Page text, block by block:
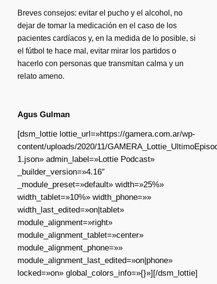
Breves consejos: evitar el pucho y el alcohol, no
dejar de tomar la medicación en el caso de los
pacientes cardíacos y, en la medida de lo posible, si
el fútbol te hace mal, evitar mirar los partidos o
hacerlo con personas que transmitan calma y un
relato ameno.
Agus Gulman
[dsm_lottie lottie_url=»https://gamera.com.ar/wp-
content/uploads/2020/11/
1.json» admin_label=»Lottie Podcast»
_builder_version=»4.16″
_module_preset=»default» width=»25%»
width_tablet=»10%» width_phone=»»
width_last_edited=»on|tablet»
module_alignment=»right»
module_alignment_tablet=»center»
module_alignment_phone=»»
module_alignment_last_edited=»on|phone»
locked=»on» global_colors_info=»{}»][/dsm_lottie]